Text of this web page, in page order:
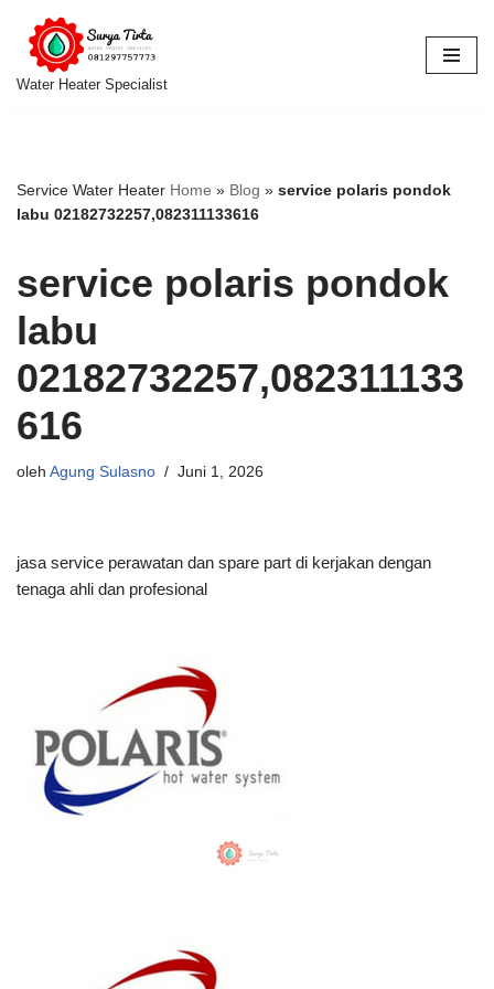
Lompat
ke
Water Heater Specialist
Service Water Heater Home » Blog » service polaris pondok
labu 02182732257,082311133616
service polaris pondok
labu
02182732257,082311133
616
oleh Agung Sulasno Juni 1, 2026
jasa service perawatan dan spare part di kerjakan dengan
tenaga ahli dan profesional